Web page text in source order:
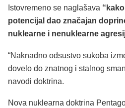
Istovremeno se naglašava
potencijal dao značajan
nuklearne i nenuklearne
“Naknadno odsustvo sukoba
dovelo do znatnog i stalnog
navodi doktrina.
Nova nuklearna doktrina